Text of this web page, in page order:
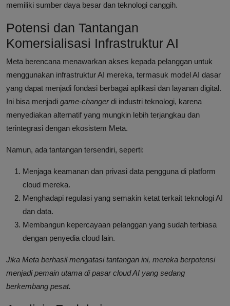
memiliki sumber daya besar dan teknologi canggih.
Potensi dan Tantangan
Komersialisasi Infrastruktur AI
Meta berencana menawarkan akses kepada pelanggan untuk
menggunakan infrastruktur AI mereka, termasuk model AI dasar
yang dapat menjadi fondasi berbagai aplikasi dan layanan digital.
Ini bisa menjadi game-changerdi industri teknologi, karena
menyediakan alternatif yang mungkin lebih terjangkau dan
terintegrasi dengan ekosistem Meta.
Namun, ada tantangan tersendiri, seperti:
Menjaga keamanan dan privasi data pengguna di platform
cloud mereka.
Menghadapi regulasi yang semakin ketat terkait teknologi AI
dan data.
Membangun kepercayaan pelanggan yang sudah terbiasa
dengan penyedia cloud lain.
Jika Meta berhasil mengatasi tantangan ini, mereka berpotensi
menjadi pemain utama di pasar cloud AI yang sedang
berkembang pesat.